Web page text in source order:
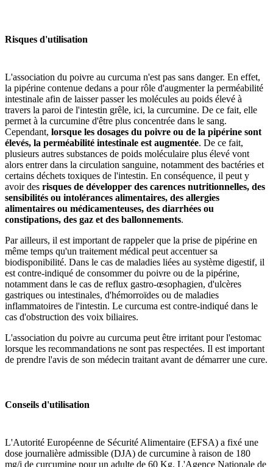
Risques d'utilisation
L'association du poivre au curcuma n'est pas sans danger. En effet,
la pipérine contenue dedans a pour rôle d'augmenter la perméabilité
intestinale afin de laisser passer les molécules au poids élevé à
travers la paroi de l'intestin grêle, ici, la curcumine. De ce fait, elle
permet à la curcumine d'être plus concentrée dans le sang.
Cependant, lorsque les dosages du poivre ou de la pipérine sont
élevés, la perméabilité intestinale est augmentée. De ce fait,
plusieurs autres substances de poids moléculaire plus élevé vont
alors entrer dans la circulation sanguine, notamment des bactéries et
certains déchets toxiques de l'intestin. En conséquence, il peut y
avoir des risques de développer des carences nutritionnelles, des
sensibilités ou intolérances alimentaires, des allergies
alimentaires ou médicamenteuses, des diarrhées ou
constipations, des gaz et des ballonnements.
Par ailleurs, il est important de rappeler que la prise de pipérine en
même temps qu'un traitement médical peut accentuer sa
biodisponibilité. Dans le cas de maladies liées au système digestif, il
est contre-indiqué de consommer du poivre ou de la pipérine,
notamment dans le cas de reflux gastro-œsophagien, d'ulcères
gastriques ou intestinales, d'hémorroïdes ou de maladies
inflammatoires de l'intestin. Le curcuma est contre-indiqué dans le
cas d'obstruction des voix biliaires.
L'association du poivre au curcuma peut être irritant pour l'estomac
lorsque les recommandations ne sont pas respectées. Il est important
de prendre l'avis de son médecin traitant avant de démarrer une cure.
Conseils d'utilisation
L'Autorité Européenne de Sécurité Alimentaire (EFSA) a fixé une
dose journalière admissible (DJA) de curcumine à raison de 180
mg/j de curcumine pour un adulte de 60 Kg. L'Agence Nationale de